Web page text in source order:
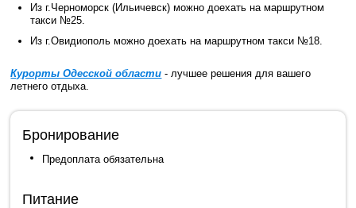
Из г.Черноморск (Ильичевск) можно доехать на маршрутном
такси №25.
Из г.Овидиополь можно доехать на маршрутном такси №18.
Курорты Одесской области - лучшее решения для вашего
летнего отдыха.
Бронирование
Предоплата обязательна
Питание